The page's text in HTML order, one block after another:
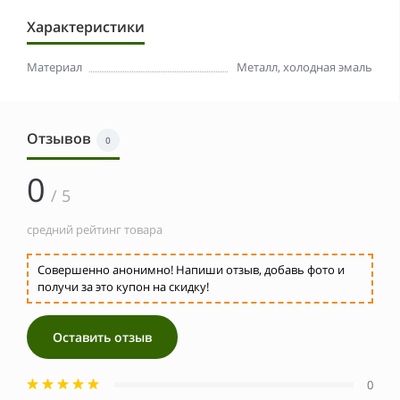
Характеристики
Материал Металл, холодная эмаль
Отзывов 0
0 / 5
средний рейтинг товара
Совершенно анонимно! Напиши отзыв, добавь фото и
получи за это купон на скидку!
Оставить отзыв
0